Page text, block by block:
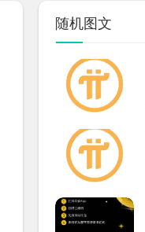
随机图文